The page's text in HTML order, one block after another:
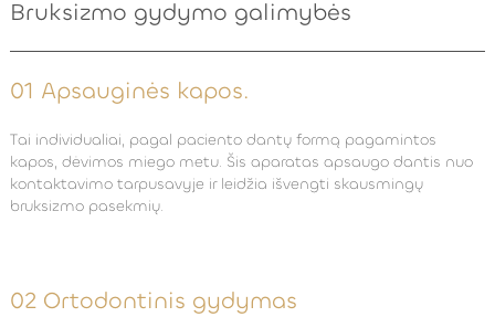
Bruksizmo gydymo galimybės
01 Apsauginės kapos.
Tai individualiai, pagal paciento dantų formą pagamintos
kapos, dėvimos miego metu. Šis aparatas apsaugo dantis nuo
kontaktavimo tarpusavyje ir leidžia išvengti skausmingų
bruksizmo pasekmių.
02 Ortodontinis gydymas